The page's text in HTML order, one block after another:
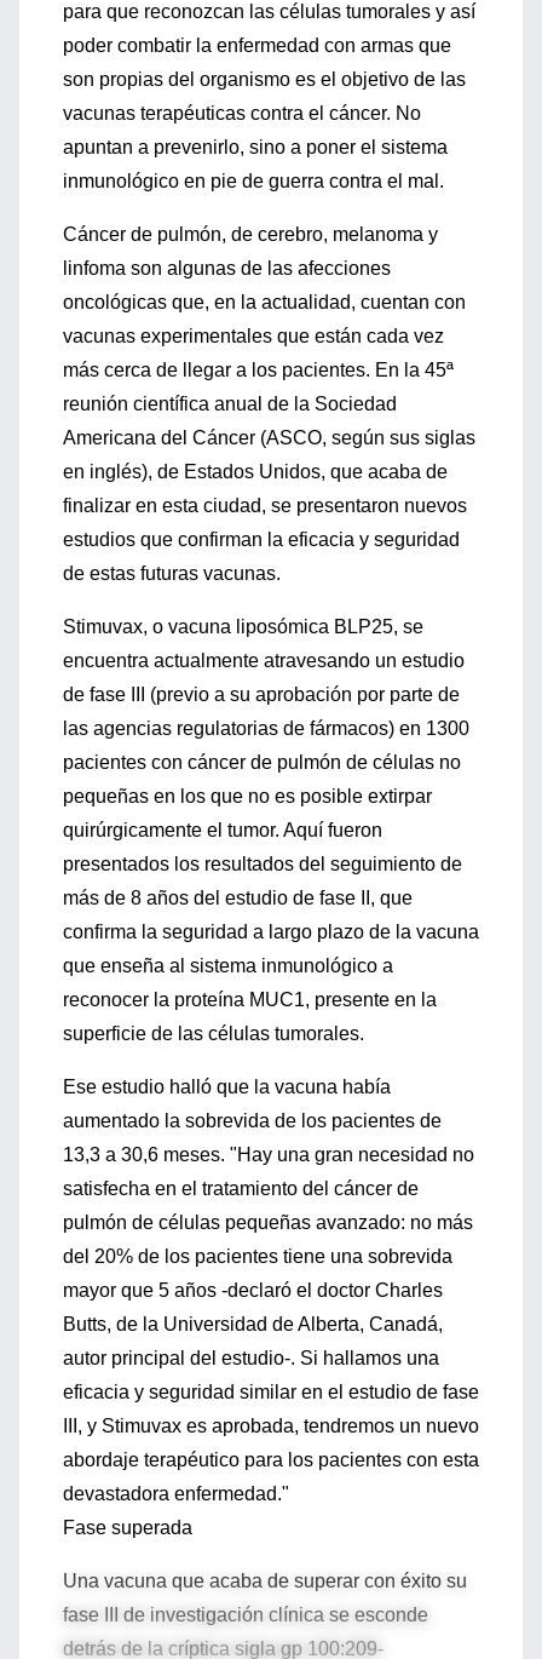
para que reconozcan las células tumorales y así
poder combatir la enfermedad con armas que
son propias del organismo es el objetivo de las
vacunas terapéuticas contra el cáncer. No
apuntan a prevenirlo, sino a poner el sistema
inmunológico en pie de guerra contra el mal.
Cáncer de pulmón, de cerebro, melanoma y
linfoma son algunas de las afecciones
oncológicas que, en la actualidad, cuentan con
vacunas experimentales que están cada vez
más cerca de llegar a los pacientes. En la 45ª
reunión científica anual de la Sociedad
Americana del Cáncer (ASCO, según sus siglas
en inglés), de Estados Unidos, que acaba de
finalizar en esta ciudad, se presentaron nuevos
estudios que confirman la eficacia y seguridad
de estas futuras vacunas.
Stimuvax, o vacuna liposómica BLP25, se
encuentra actualmente atravesando un estudio
de fase III (previo a su aprobación por parte de
las agencias regulatorias de fármacos) en 1300
pacientes con cáncer de pulmón de células no
pequeñas en los que no es posible extirpar
quirúrgicamente el tumor. Aquí fueron
presentados los resultados del seguimiento de
más de 8 años del estudio de fase II, que
confirma la seguridad a largo plazo de la vacuna
que enseña al sistema inmunológico a
reconocer la proteína MUC1, presente en la
superficie de las células tumorales.
Ese estudio halló que la vacuna había
aumentado la sobrevida de los pacientes de
13,3 a 30,6 meses. "Hay una gran necesidad no
satisfecha en el tratamiento del cáncer de
pulmón de células pequeñas avanzado: no más
del 20% de los pacientes tiene una sobrevida
mayor que 5 años -declaró el doctor Charles
Butts, de la Universidad de Alberta, Canadá,
autor principal del estudio-. Si hallamos una
eficacia y seguridad similar en el estudio de fase
III, y Stimuvax es aprobada, tendremos un nuevo
abordaje terapéutico para los pacientes con esta
devastadora enfermedad."
Fase superada
Una vacuna que acaba de superar con éxito su
fase III de investigación clínica se esconde
detrás de la críptica sigla gp 100:209-